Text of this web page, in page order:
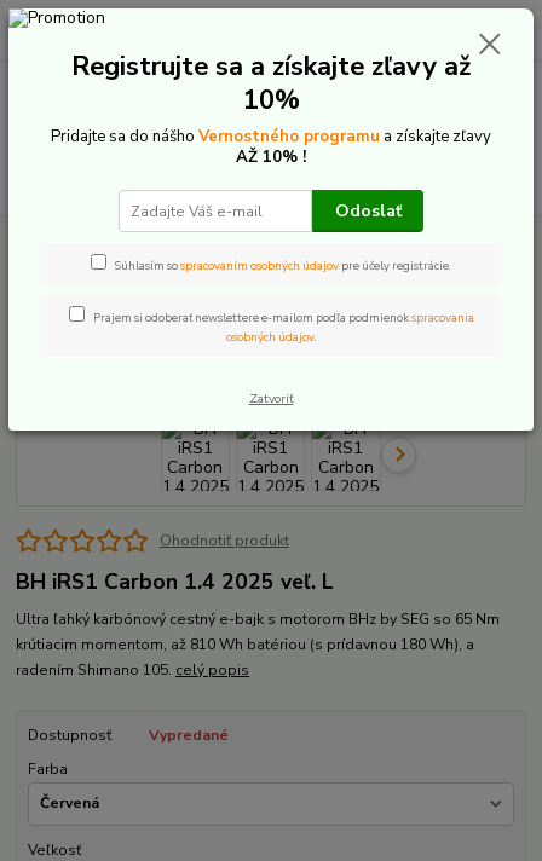
+421 907 20 22 33
0,00 €
BH iRS1 Carbon 1.4 2025
Ohodnotiť produkt
BH iRS1 Carbon 1.4 2025 veľ. L
Ultra ľahký karbónový cestný e-bajk s motorom BHz by SEG so 65 Nm
krútiacim momentom, až 810 Wh batériou (s prídavnou 180 Wh), a
radením Shimano 105. celý popis
Dostupnosť
Vypredané
Farba
Veľkosť
Registrujte sa a získajte zľavy až
10%
Pridajte sa do nášho Vernostného programu a získajte zľavy
AŽ 10% !
Odoslať
Súhlasím sospracovaním osobných údajov pre účely registrácie.
Prajem si odoberať newslettere e-mailom podľa podmienokspracovania
osobných údajov.
Zatvoriť